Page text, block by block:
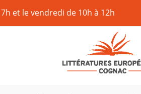
et le vendredi de 10h à 12h